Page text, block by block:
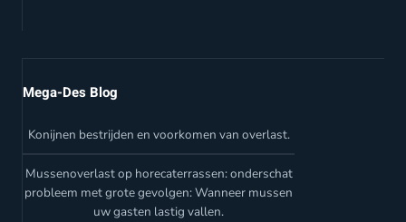
Mega-Des Blog
Konijnen bestrijden en voorkomen van overlast.
Mussenoverlast op horecaterrassen: onderschat
probleem met grote gevolgen: Wanneer mussen
uw gasten lastig vallen.